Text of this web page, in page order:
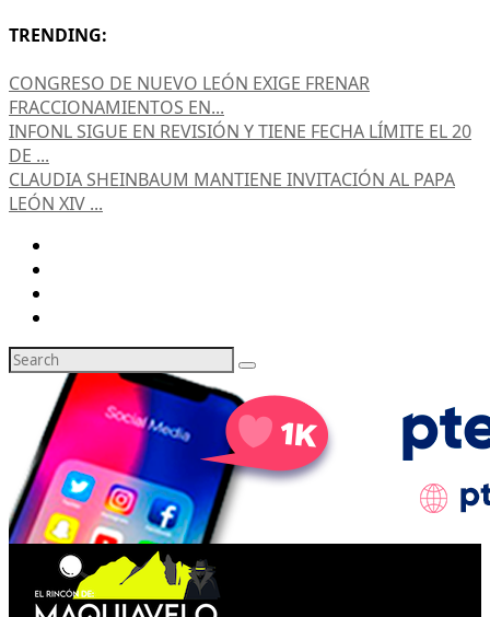
TRENDING:
CONGRESO DE NUEVO LEÓN EXIGE FRENAR
FRACCIONAMIENTOS EN...
INFONL SIGUE EN REVISIÓN Y TIENE FECHA LÍMITE EL 20
DE ...
CLAUDIA SHEINBAUM MANTIENE INVITACIÓN AL PAPA
LEÓN XIV ...